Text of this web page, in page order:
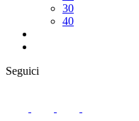
30
40
Seguici